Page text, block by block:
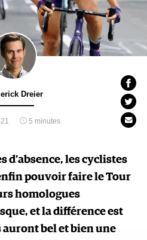
Dreier
5 minutes
d’absence, les cyclistes
pouvoir faire le Tour
homologues
et la différence est
auront bel et bien une